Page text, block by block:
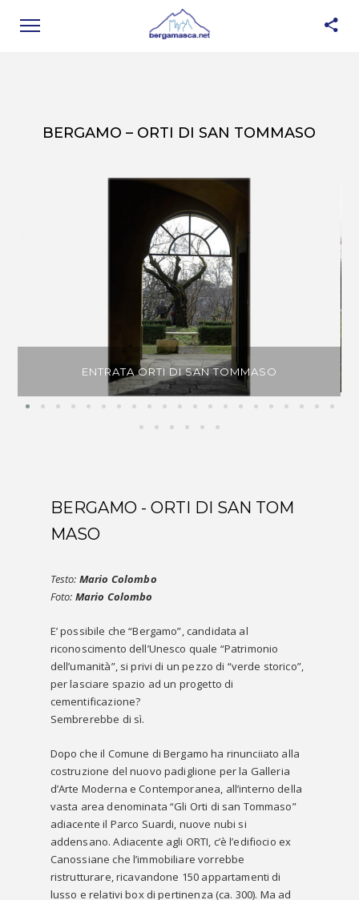
BERGAMO – ORTI DI SAN TOMMASO
ENTRATA ORTI DI SAN TOMMASO
BERGAMO - ORTI DI SAN TOM
MASO
Testo: Mario Colombo
Foto: Mario Colombo
E’ possibile che “Bergamo”, candidata al
riconoscimento dell’Unesco quale “Patrimonio
dell’umanità”, si privi di un pezzo di “verde storico”,
per lasciare spazio ad un progetto di
cementificazione?
Sembrerebbe di sì.
Dopo che il Comune di Bergamo ha rinunciiato alla
costruzione del nuovo padiglione per la Galleria
d’Arte Moderna e Contemporanea, all’interno della
vasta area denominata “Gli Orti di san Tommaso”
adiacente il Parco Suardi, nuove nubi si
addensano. Adiacente agli ORTI, c’è l’edifiocio ex
Canossiane che l’immobiliare vorrebbe
ristrutturare, ricavandone 150 appartamenti di
lusso e relativi box di pertinenza (ca. 300). Ma ad